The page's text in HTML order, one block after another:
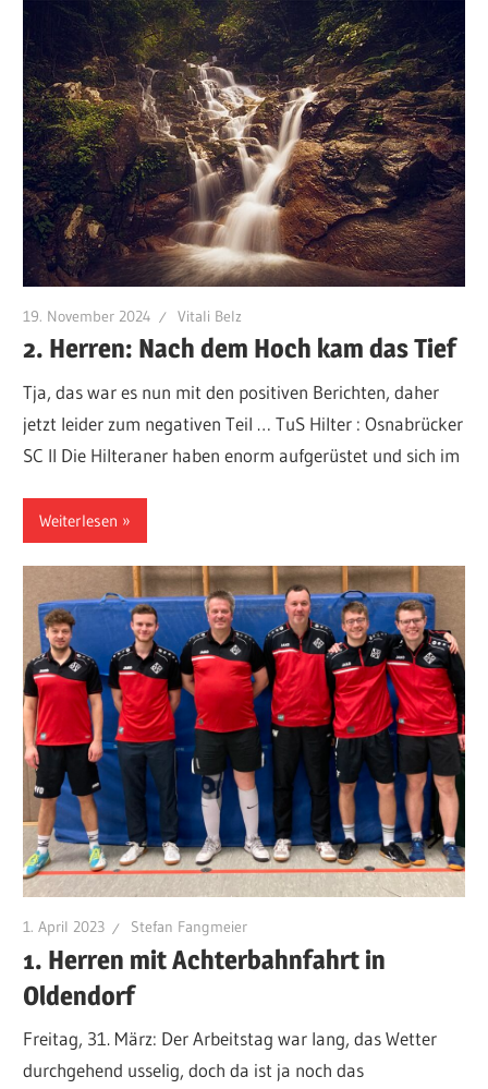
19. November 2024 Vitali Belz
2. Herren: Nach dem Hoch kam das Tief
Tja, das war es nun mit den positiven Berichten, daher
jetzt leider zum negativen Teil … TuS Hilter : Osnabrücker
SC II Die Hilteraner haben enorm aufgerüstet und sich im
Weiterlesen
1. April 2023 Stefan Fangmeier
1. Herren mit Achterbahnfahrt in
Oldendorf
Freitag, 31. März: Der Arbeitstag war lang, das Wetter
durchgehend usselig, doch da ist ja noch das